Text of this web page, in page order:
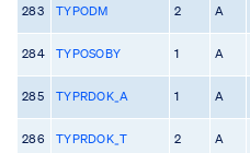
283 TYPODM 2 A
284 TYPOSOBY 1 A
285 TYPRDOK_A 1 A
286 TYPRDOK_T 2 A